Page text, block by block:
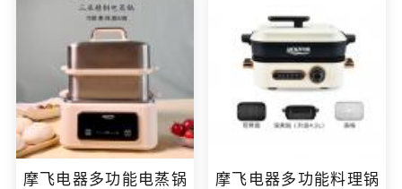
摩飞电器多功能电蒸锅
摩飞电器多功能料理锅